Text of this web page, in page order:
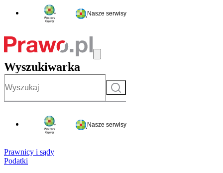
Nasze serwisy
Wyszukiwarka
Szukaj
Nasze serwisy
Prawnicy i sądy
Podatki